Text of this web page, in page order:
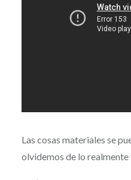
Las cosas materiales se
olvidemos de lo realmente